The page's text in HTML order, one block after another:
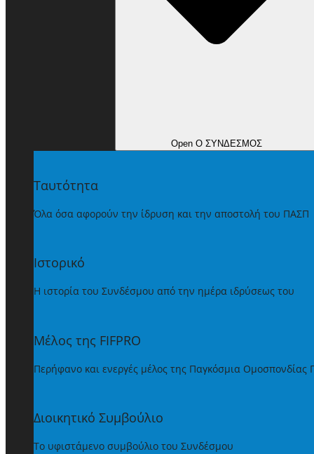
Open Ο ΣΥΝΔΕΣΜΟΣ
Ταυτότητα
Όλα όσα αφορούν την ίδρυση και την αποστολή του ΠΑΣΠ
Ιστορικό
Η ιστορία του Συνδέσμου από την ημέρα ιδρύσεως του
Μέλος της FIFPRO
Περήφανο και ενεργές μέλος της Παγκόσμια Ομοσπονδίας
Διοικητικό Συμβούλιο
Το υφιστάμενο συμβούλιο του Συνδέσμου